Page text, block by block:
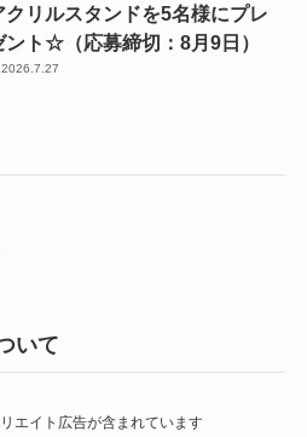
クリルスタンドを5名様にプレ
ント☆（応募締切：8月9日）
2026.7.27
いて
エイト広告が含まれています